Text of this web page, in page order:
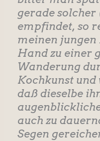
gerade
empfindet, so
meinen
Hand zu einer
Wanderung
Kochkunst und
daß dieselbe
auch zu
Segen